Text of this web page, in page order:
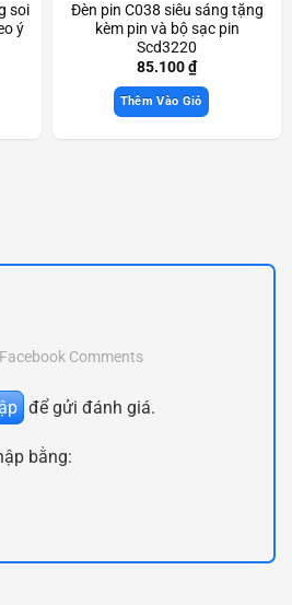
soi
ý
Đèn pin C038 siêu sáng tặng
kèm pin và bộ sạc pin
Scd3220
85.100₫
Thêm Vào Giỏ
Facebook Comments
để gửi đánh giá.
bằng: